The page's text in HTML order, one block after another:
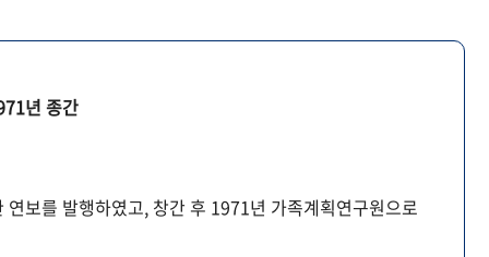
년 종간
보를 발행하였고, 창간 후 1971년 가족계획연구원으로